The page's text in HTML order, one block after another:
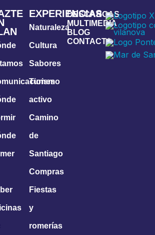
EXPERIENCIAS
Naturaleza
Cultura
Sabores
Turismo
activo
Camino
de
Santiago
Compras
Fiestas
y
romerías
DESCARGAS
MULTIMEDIA
BLOG
CONTACTA